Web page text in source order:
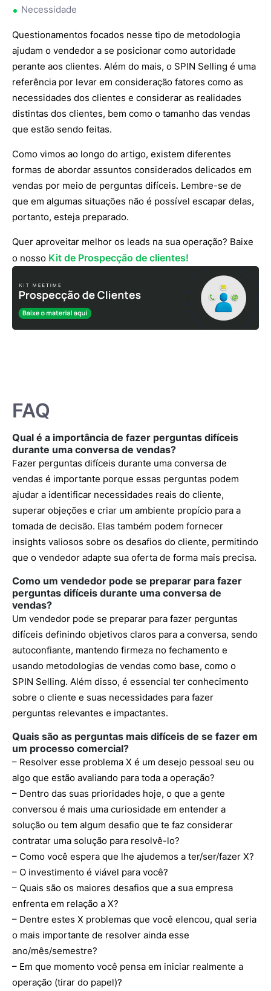
Necessidade
Questionamentos focados nesse tipo de metodologia
ajudam o vendedor a se posicionar como autoridade
perante aos clientes. Além do mais, o SPIN Selling é uma
referência por levar em consideração fatores como as
necessidades dos clientes e considerar as realidades
distintas dos clientes, bem como o tamanho das vendas
que estão sendo feitas.
Como vimos ao longo do artigo, existem diferentes
formas de abordar assuntos considerados delicados em
vendas por meio de perguntas difíceis. Lembre-se de
que em algumas situações não é possível escapar delas,
portanto, esteja preparado.
Quer aproveitar melhor os leads na sua operação? Baixe
o nosso Kit de Prospecção de clientes!
FAQ
Qual é a importância de fazer perguntas difíceis
durante uma conversa de vendas?
Fazer perguntas difíceis durante uma conversa de
vendas é importante porque essas perguntas podem
ajudar a identificar necessidades reais do cliente,
superar objeções e criar um ambiente propício para a
tomada de decisão. Elas também podem fornecer
insights valiosos sobre os desafios do cliente, permitindo
que o vendedor adapte sua oferta de forma mais precisa.
Como um vendedor pode se preparar para fazer
perguntas difíceis durante uma conversa de
vendas?
Um vendedor pode se preparar para fazer perguntas
difíceis definindo objetivos claros para a conversa, sendo
autoconfiante, mantendo firmeza no fechamento e
usando metodologias de vendas como base, como o
SPIN Selling. Além disso, é essencial ter conhecimento
sobre o cliente e suas necessidades para fazer
perguntas relevantes e impactantes.
Quais são as perguntas mais difíceis de se fazer em
um processo comercial?
– Resolver esse problema X é um desejo pessoal seu ou
algo que estão avaliando para toda a operação?
– Dentro das suas prioridades hoje, o que a gente
conversou é mais uma curiosidade em entender a
solução ou tem algum desafio que te faz considerar
contratar uma solução para resolvê-lo?
– Como você espera que lhe ajudemos a ter/ser/fazer X?
– O investimento é viável para você?
– Quais são os maiores desafios que a sua empresa
enfrenta em relação a X?
– Dentre estes X problemas que você elencou, qual seria
o mais importante de resolver ainda esse
ano/mês/semestre?
– Em que momento você pensa em iniciar realmente a
operação (tirar do papel)?